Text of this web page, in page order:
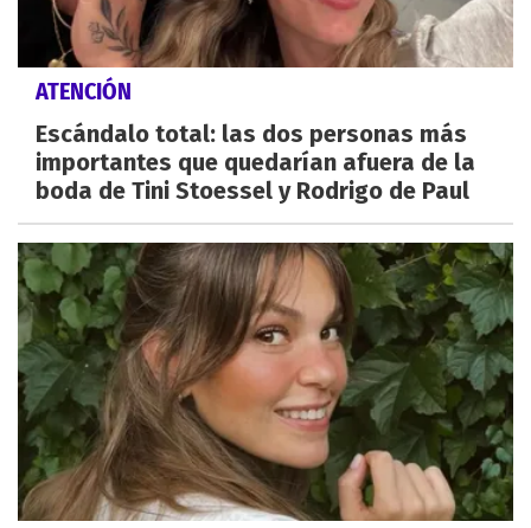
ATENCIÓN
Escándalo total: las dos personas más
importantes que quedarían afuera de la
boda de Tini Stoessel y Rodrigo de Paul